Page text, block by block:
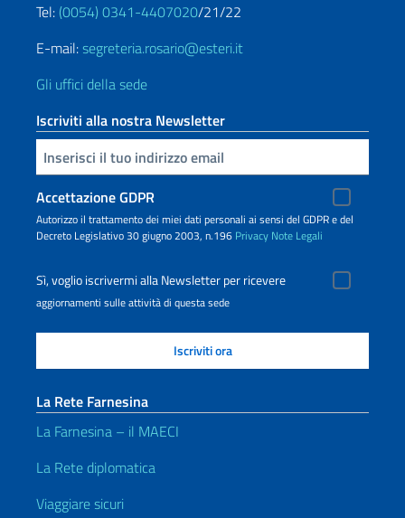
Tel: (0054) 0341-4407020/21/22
E-mail:segreteria.rosario@esteri.it
Gli uffici della sede
Iscriviti alla nostra Newsletter
Inserisci la tua email
Accettazione GDPR
Autorizzo il trattamento dei miei dati personali ai sensi del GDPR e del
Decreto Legislativo 30 giugno 2003, n.196 Privacy Note Legali
Sì, voglio iscrivermi alla Newsletter per ricevere
aggiornamenti sulle attività di questa sede
La Rete Farnesina
La Farnesina – il MAECI
La Rete diplomatica
Viaggiare sicuri